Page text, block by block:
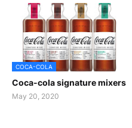
COCA-COLA
Coca-cola signature mixers
May 20, 2020